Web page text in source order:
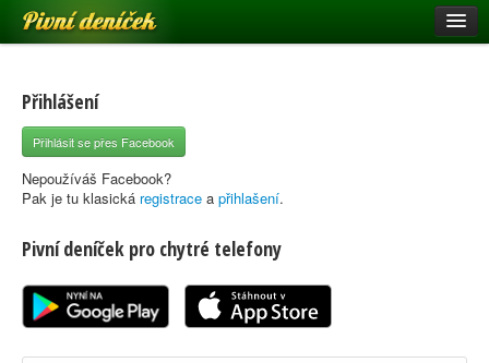
Pivní deníček
Pivní mapa
Pivní značky
Nápověda
Registrace
Přihlášení
Přihlásit se přes Facebook
Nepoužíváš Facebook?
Pak je tu klasická registrace a přihlašení.
Pivní deníček pro chytré telefony